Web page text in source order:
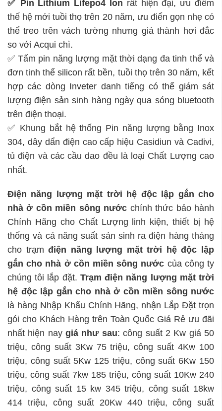
✅ Pin Lithium Lifepo4 Ion rất hiện đại, ưu điểm
thế hệ mới tuồi thọ trên 20 năm, ưu điển gọn nhẹ có
thể treo trên vách tường nhưng giá thành hơi đắc
so với Acqui chì.
✅ Tấm pin năng lượng mặt thời dạng đa tinh thể và
đơn tinh thể silicon rất bền, tuồi thọ trên 30 năm, kết
hợp các dòng Inveter danh tiếng có thể giám sát
lượng điện sản sinh hàng ngày qua sóng bluetooth
trên điện thoại.
✅ Khung bắt hệ thống Pin năng lượng bằng Inox
304, dây dẩn điện cao cấp hiệu Casidiun và Cadivi,
tủ điện và các cầu dao đều là loại Chất Lượng cao
nhất.
Điện năng lượng mặt trời hệ độc lập gắn cho
nhà ở cồn miền sông nước chính thức bảo hành
Chính Hãng cho Chất Lượng linh kiện, thiết bị hệ
thống và cả năng suất sản sinh ra điện hàng tháng
cho trạmđiện năng lượng mặt trời hệ độc lập
gắn cho nhà ở cồn miền sông nước của công ty
chúng tôi lắp đặt. Trạmđiện năng lượng mặt trời
hệ độc lập gắn cho nhà ở cồn miền sông nước
là hàng Nhập Khẩu Chính Hãng, nhận Lắp Đặt trọn
gói cho Khách Hàng trên Toàn Quốc Giá Rẻ ưu đãi
nhất hiện naygiá như sau: công suất 2 Kw giá 50
triệu, công suất 3Kw 75 triệu, công suất 4Kw 100
triệu, công suất 5Kw 125 triệu, công suất 6Kw 150
triệu, công suất 7kw 185 triệu, công suất 10Kw 240
triệu, công suất 15 kw 345 triệu, công suất 18kw
414 triệu, công suất 20Kw 440 triệu, công suất